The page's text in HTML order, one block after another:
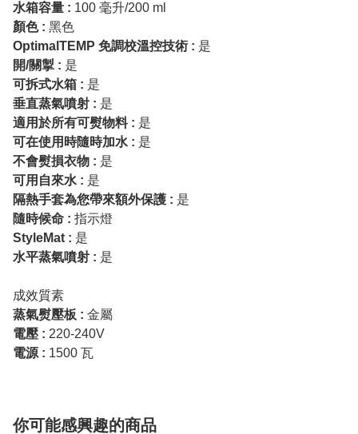
水箱容量 : 100 毫升/200 ml
顏色 : 黑色
OptimalTEMP 免調校溫控技術 : 是
開/關掣 : 是
可拆式水箱 : 是
垂直蒸氣噴射 : 是
適用於所有可熨物料 : 是
可在使用時隨時加水 : 是
不會熨損衣物 : 是
可用自來水 : 是
隔熱手套為您帶來額外保護 : 是
隨時候命 : 指示燈
StyleMat : 是
水平蒸氣噴射 : 是
成效質素
蒸氣熨壓板 : 金屬
電壓 : 220-240V
電源 : 1500 瓦
你可能感興趣的商品